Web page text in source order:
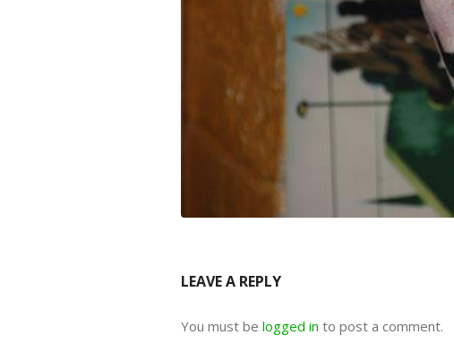
LEAVE A REPLY
You must be logged in to post a comment.